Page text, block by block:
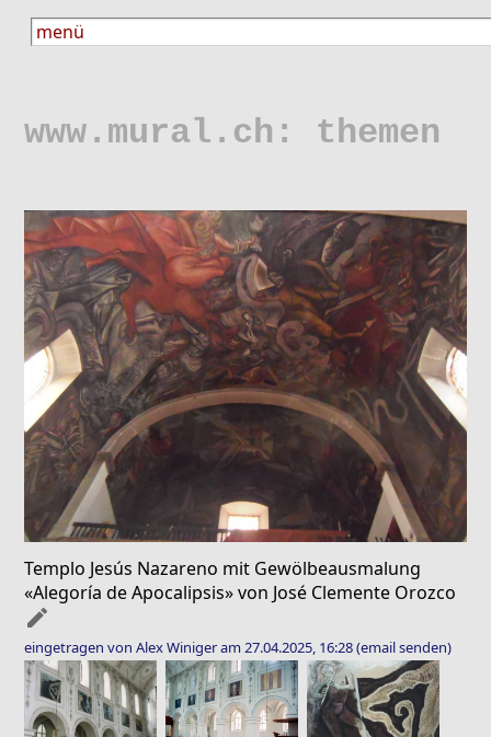
www.mural.ch: themen
Templo Jesús Nazareno mit Gewölbeausmalung
«Alegoría de Apocalipsis» von José Clemente Orozco
mode_edit
eingetragen von Alex Winiger am 27.04.2025, 16:28(email senden)